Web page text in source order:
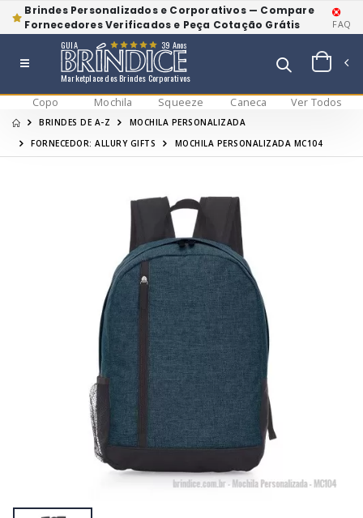
Brindes Personalizados e Corporativos — Compare
Fornecedores Verificados e Peça Cotação Grátis
FAQ
Marketplace dos Brindes Corporativos
GUIA 39 Anos
Copo Mochila Squeeze Caneca Ver Todos
BRINDES DE A-Z
MOCHILA PERSONALIZADA
FORNECEDOR: ALLURY GIFTS
MOCHILA PERSONALIZADA MC104